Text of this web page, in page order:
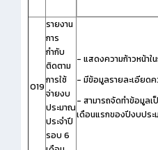
O19
รายงาน
การ
กำกับ
ติดตาม
การใช้
จ่ายงบ
ประมาณ
ประจำปี
รอบ 6
- แสดงความก้าวหน้าใ
- มีข้อมูลรายละเอียดค
- สามารถจัดทำข้อมูล
เดือนแรกของปีงบปร